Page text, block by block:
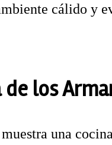
cálido y
de los
una